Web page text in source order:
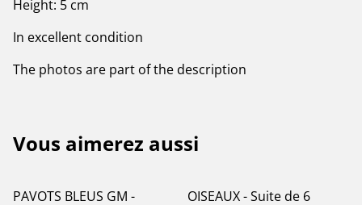
Height: 5 cm
In excellent condition
The photos are part of the description
Vous aimerez aussi
PAVOTS BLEUS GM -
OISEAUX - Suite de 6